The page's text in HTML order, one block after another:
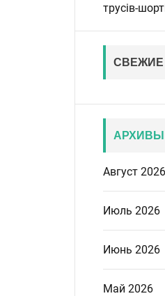
трусів-
СВЕЖИЕ
АРХИВЫ
Август 2026
Июль 2026
Июнь 2026
Май 2026